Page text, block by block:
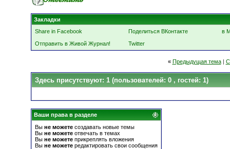
Закладки
Share in Facebook
Поделиться ВКонтакте
в
Отправить в Живой Журнал!
Twitter
« Предыдущая тема|
Здесь присутствуют: 1 (пользователей: 0 , гостей: 1)
Ваши права в разделе
Вы не можете создавать новые темы
Вы не можете отвечать в темах
Вы не можете прикреплять вложения
Вы не можете редактировать свои сообщения